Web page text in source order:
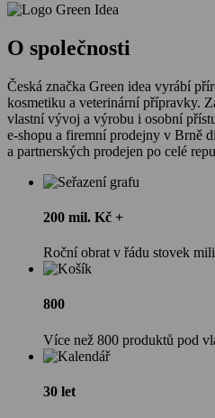
O společnosti
Česká značka Green idea vyrábí
kosmetiku a veterinární přípravky.
vlastní vývoj a výrobu i osobní
e-shopu a firemní prodejny v Brně
a partnerských prodejen po celé
200 mil. Kč +
Roční obrat v řádu stovek
800
Více než 800 produktů pod
30 let